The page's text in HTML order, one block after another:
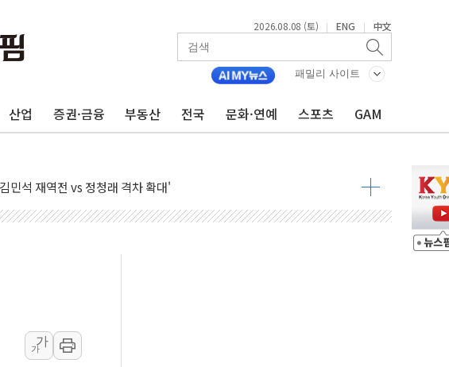
2026.08.08 (토) | ENG | 中文
패밀리 사이트
산업 증권·금융 부동산 전국 문화·연예 스포츠 GAM
, 곳곳 소나기
자들 '범죄 사각지대' 우려
자율규제단체' 타진
퇴…S&P500 최고치
리 인상 가능성 낮아지며 상승… STOXX 600 지수는 나흘 연속 최고치
동결 전망 우세
체결… 이스라엘·이란 위협에 맞설 자체 억지력 강화
르면 다음 주"
명령…트럼프 제동
가
가